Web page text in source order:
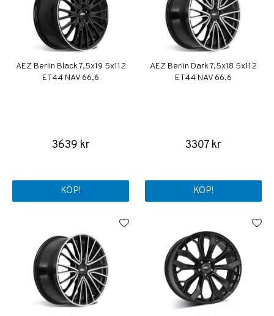
AEZ Berlin Black 7,5x19 5x112
ET44 NAV 66,6
3639 kr
KÖP!
AEZ Berlin Dark 7,5x18 5x112
ET44 NAV 66,6
3307 kr
KÖP!